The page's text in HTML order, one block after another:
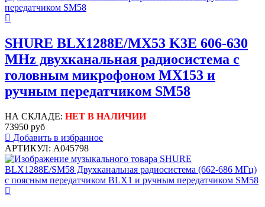
SHURE BLX1288E/MX53 K3E 606-630
MHz двухканальная радиосистема с
головным микрофоном MX153 и
ручным передатчиком SM58
НА СКЛАДЕ: НЕТ В НАЛИЧИИ
73950 руб
Добавить в избранное
АРТИКУЛ: A045798